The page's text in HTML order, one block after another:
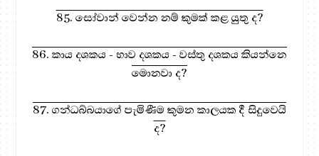
85. සෝවාන් වෙන්න නම් කුමක් කළ යුතු ද?
86. කාය දශකය - භාව දශකය - වස්තු දශකය කියන්නෙ
මොනවා ද?
87. ගන්ධබ්බයාගේ පැමිණීම කුමන කාලයක දී සිදුවෙයි
ද?